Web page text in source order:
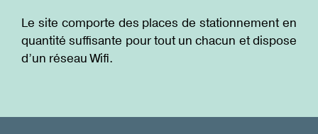
Le site comporte des places de stationnement en
quantité suffisante pour tout un chacun et dispose
d’un réseau Wifi.